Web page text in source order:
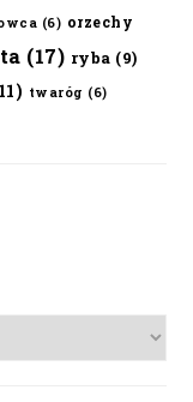
(6) orzechy
(17) ryba (9)
twaróg (6)